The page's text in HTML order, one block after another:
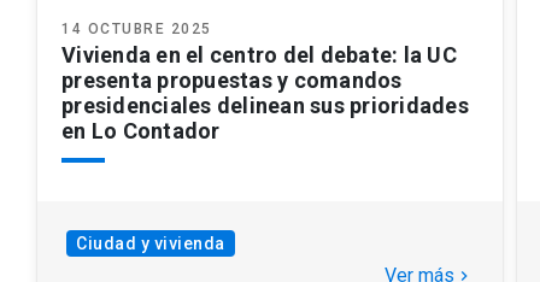
14 OCTUBRE 2025
Vivienda en el centro del debate: la UC
presenta propuestas y comandos
presidenciales delinean sus prioridades
en Lo Contador
Ciudad y vivienda
Ver más keyboard_arrow_right